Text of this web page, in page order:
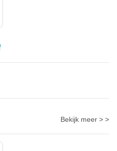
Bekijk meer > >